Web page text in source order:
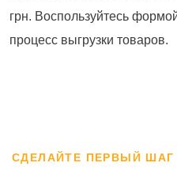
грн. Воспользуйтесь
процесс выгрузки товаров.
СДЕЛАЙТЕ ПЕРВЫЙ ШАГ